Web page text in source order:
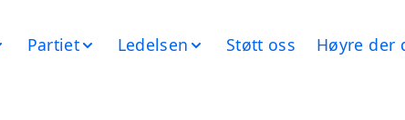
Partiet Ledelsen Støtt oss Høyre der